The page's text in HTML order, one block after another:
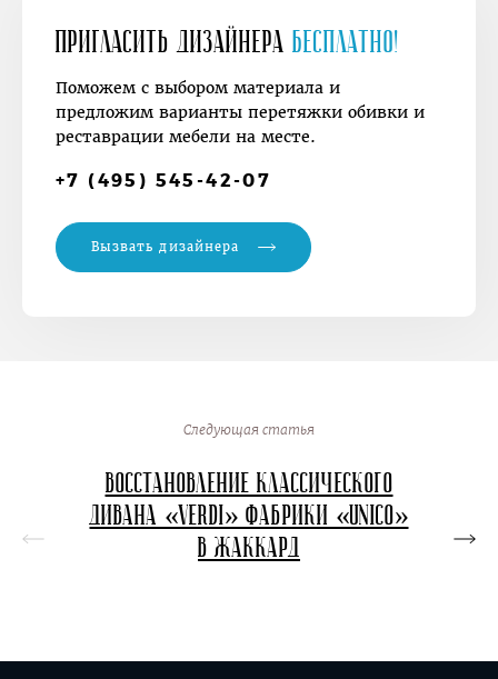
Пригласить дизайнера Бесплатно!
Поможем с выбором материала и
предложим варианты перетяжки обивки и
реставрации мебели на месте.
+7 (495) 545-42-07
Вызвать дизайнера
Следующая статья
Восстановление классического
дивана «Verdi» фабрики «Unico»
в жаккард